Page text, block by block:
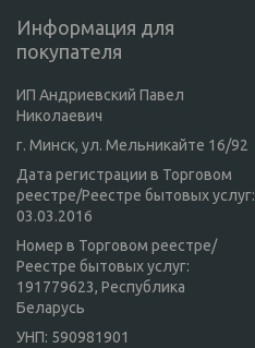
Информация для
покупателя
ИП Андриевский Павел
Николаевич
г. Минск, ул. Мельникайте 16/92
Дата регистрации в Торговом
реестре/Реестре бытовых услуг:
03.03.2016
Номер в Торговом реестре/
Реестре бытовых услуг:
191779623, Республика
Беларусь
УНП: 590981901